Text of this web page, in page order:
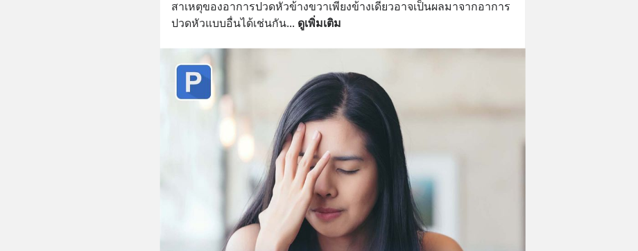
สาเหตุของอาการปวดหัวข้างขวาเพียงข้างเดียวอาจเป็นผลมาจากอาการ
ปวดหัวแบบอื่นได้เช่นกัน... ดูเพิ่มเติม